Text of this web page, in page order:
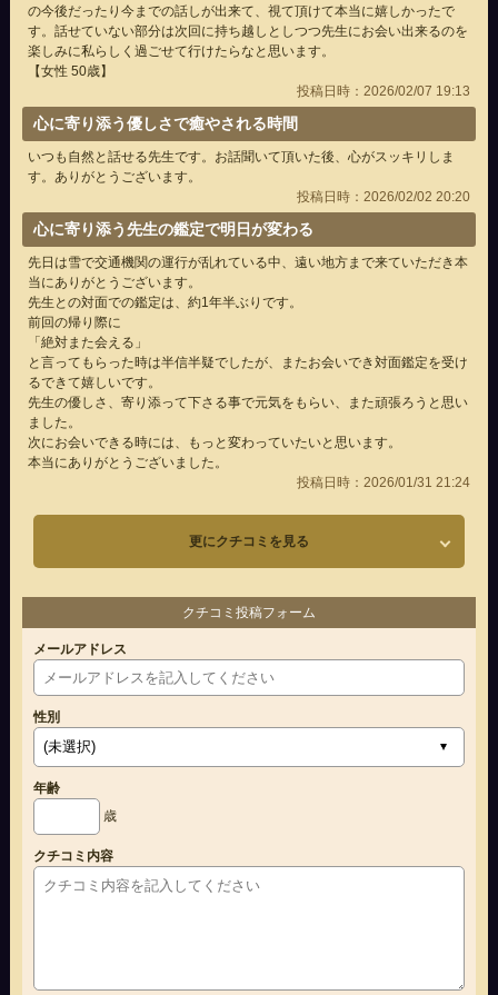
の今後だったり今までの話しが出来て、視て頂けて本当に嬉しかったで
す。話せていない部分は次回に持ち越しとしつつ先生にお会い出来るのを
楽しみに私らしく過ごせて行けたらなと思います。
【女性 50歳】
投稿日時：2026/02/07 19:13
心に寄り添う優しさで癒やされる時間
いつも自然と話せる先生です。お話聞いて頂いた後、心がスッキリしま
す。ありがとうございます。
投稿日時：2026/02/02 20:20
心に寄り添う先生の鑑定で明日が変わる
先日は雪で交通機関の運行が乱れている中、遠い地方まで来ていただき本
当にありがとうございます。
先生との対面での鑑定は、約1年半ぶりです。
前回の帰り際に
「絶対また会える」
と言ってもらった時は半信半疑でしたが、またお会いでき対面鑑定を受け
るできて嬉しいです。
先生の優しさ、寄り添って下さる事で元気をもらい、また頑張ろうと思い
ました。
次にお会いできる時には、もっと変わっていたいと思います。
本当にありがとうございました。
投稿日時：2026/01/31 21:24
更にクチコミを見る
クチコミ投稿フォーム
メールアドレス
性別
年齢
歳
クチコミ内容